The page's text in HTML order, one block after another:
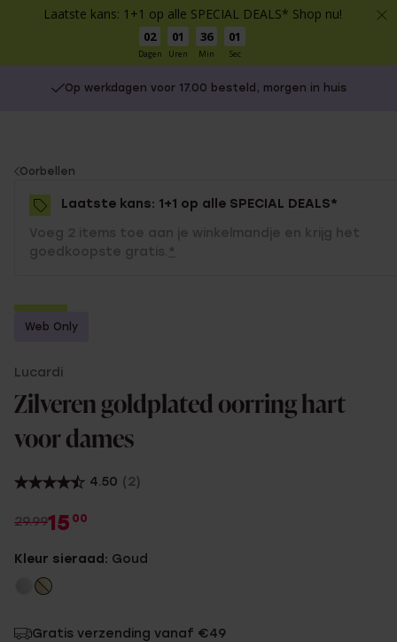
Laatste kans: 1+1 op alle SPECIAL DEALS* Shop nu!
02
Dagen
01
Uren
36
Min
01
Sec
Op werkdagen voor 17.00 besteld, morgen in huis
You
are
here:
Oorbellen
Laatste kans: 1+1 op alle SPECIAL DEALS*
Voeg 2 items toe aan je winkelmandje en krijg het
goedkoopste gratis. *
-50%
Web Only
Lucardi
Zilveren goldplated oorring hart
voor dames
4.50 (2)
29.9915 00
Kleur sieraad: Goud
Gratis verzending vanaf €49